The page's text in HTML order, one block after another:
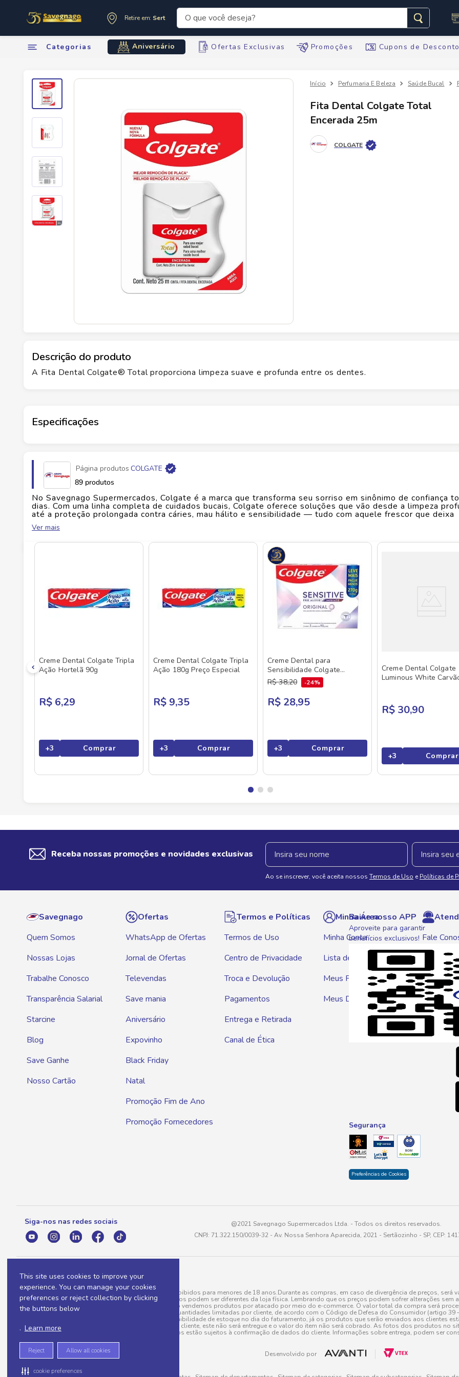
This site uses cookies to improve your
experience. You can manage your cookies
preferences or reject collection by clicking
the buttons below
. Learn more
Reject Allow all cookies
cookie preferences
Retire em: Sertãozinho
O que você deseja?
Categorias Aniversário Ofertas Exclusivas Promoções Cupons de Desconto
Perfumaria E Beleza Saúde Bucal
Fita Dental Colgate Total
Encerada 25m
COLGATE
Descrição do produto
A Fita Dental Colgate® Total proporciona limpeza suave e profunda entre os dentes.
Especificações
Fabricante COLGATE PALMOLIVE IND E COM
EAN 7891024183182
Id do produto
Comprimento 7.5cm
Página produtos COLGATE
89 produtos
No Savegnago Supermercados, Colgate é a marca que transforma seu sorriso em sinônimo de confiança
dias. Com uma linha completa de cuidados bucais, Colgate oferece soluções que vão desde a limpeza
até a proteção prolongada contra cáries, mau hálito e sensibilidade — tudo com aquele frescor que deixa
qualquer escovação mais leve e revigorante. Com fórmulas avançadas e ingredientes que cuidam da saúde
boca como um todo, Colgate entrega mais do que apenas dentes limpos: ela promove autoestima, bem-
que combina com sua rotina e atende às suas necessidades com eficiência e carinho. Colgate é para quem
entende que um sorriso bem cuidado abre portas, aproxima pessoas e começa nos pequenos hábitos.
no Savegnago Supermercados em versões que protegem e fortalecem o seu sorriso todos os dias.
Ver mais
Creme Dental Colgate Tripla
Ação Hortelã 90g
R$ 6,29
+3 Comprar
Creme Dental Colgate Tripla
Ação 180g Preço Especial
R$ 9,35
+3 Comprar
Creme Dental para
Sensibilidade Colgate
Sensitive Pro Alívio Imediato
Original 90g 3 unidades
R$ 38,20 24%
R$ 28,95
+3 Comprar
Creme Dental Colgate
Luminous White
R$ 30,90
+3 Comprar
Receba nossas promoções e novidades exclusivas
Ao se inscrever, você aceita nossos Termos de Uso e Políticas de
Savegnago
Quem Somos
Nossas Lojas
Trabalhe Conosco
Transparência Salarial
Starcine
Blog
Save Ganhe
Nosso Cartão
Ofertas
WhatsApp de Ofertas
Jornal de Ofertas
Televendas
Save mania
Aniversário
Expovinho
Black Friday
Natal
Promoção Fim de Ano
Promoção Fornecedores
Termos e Políticas
Termos de Uso
Centro de Privacidade
Troca e Devolução
Pagamentos
Entrega e Retirada
Canal de Ética
Minha Área
Minha Conta
Lista de Compras
Meus Pedidos
Meus Descontos
Fale
0800
E-mail
Baixe nosso APP
Aproveite para garantir
benefícios exclusivos!
Segurança
Preferências de Cookies
Siga-nos nas redes sociais
@2021 Savegnago Supermercados Ltda. - Todos os direitos reservados.
CNPJ: 71.322.150/0039-32 - Av. Nossa Senhora Aparecida, 2021 - Sertãozinho - SP, CEP:
A venda e o consumo de bebidas alcoólicas são proibidos para menores de 18 anos.Durante as compras, em caso de divergência de preços,
válidas para a loja eletrônica, sendo que seus preços podem ser diferentes da loja física. Lembrando que os preços podem sofrer alterações
para menos, por conta de produtos variáveis; e não vendemos produtos por atacado por meio do e-commerce. O valor total da compra será
do pedido. Produtos em promoção possuem quantidades limitadas por cliente, de acordo com o Código de Defesa do Consumidor (artigo 39 – I
20/03/97). A venda está diretamente ligada à disponibilidade de estoque no dia do faturamento, já os produtos que serão enviados aos clientes
Caso algum produto venha a faltar no pedido do cliente, este não será entregue e o valor do item não será cobrado. As fotos dos produtos no
todos os pedidos estão sujeitos à confirmação de dados do cliente. Informações sobre entrega, podem ser
Desenvolvido por
Termos mais buscados
leite
3º
cerveja
5º
arroz
sabonete
oleo
8º
aniversario
9
chocolate